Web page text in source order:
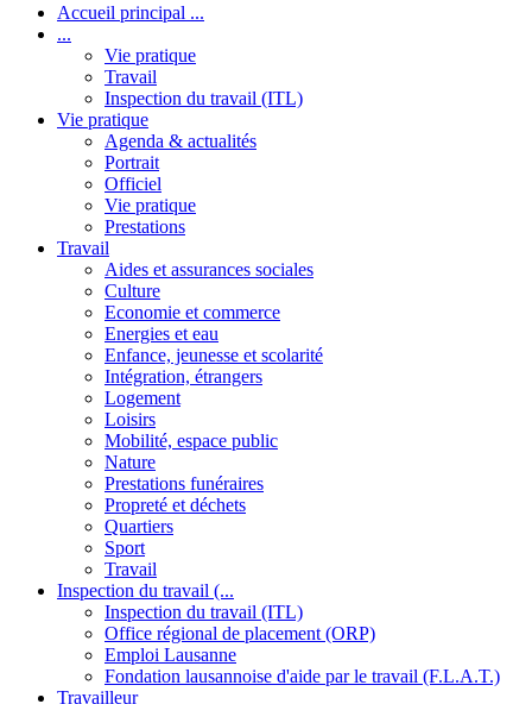
Accueil principal ...
...
Vie pratique
Travail
Inspection du travail (ITL)
Vie pratique
Agenda & actualités
Portrait
Officiel
Vie pratique
Prestations
Travail
Aides et assurances sociales
Culture
Economie et commerce
Energies et eau
Enfance, jeunesse et scolarité
Intégration, étrangers
Logement
Loisirs
Mobilité, espace public
Nature
Prestations funéraires
Propreté et déchets
Quartiers
Sport
Travail
Inspection du travail (...
Inspection du travail (ITL)
Office régional de placement (ORP)
Emploi Lausanne
Fondation lausannoise d'aide par le travail (F.L.A.T.)
Travailleur